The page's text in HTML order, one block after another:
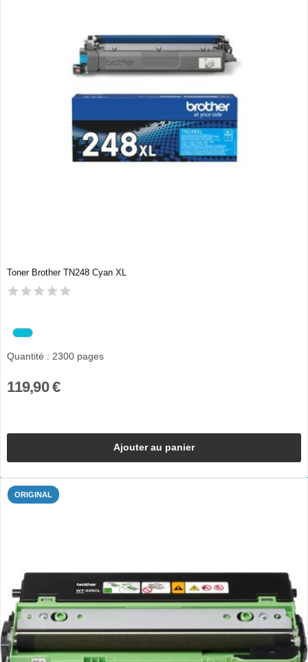
Toner Brother TN248 Cyan XL
Quantité : 2300 pages
119,90 €
Ajouter au panier
ORIGINAL